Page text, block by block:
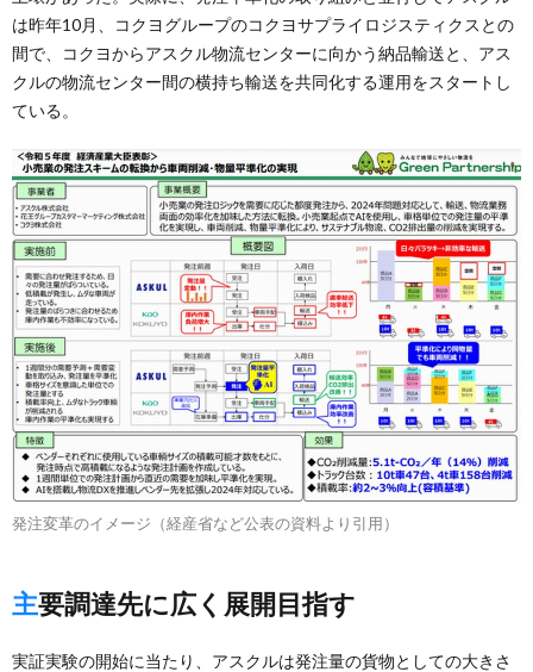
は昨年10月、コクヨグループのコクヨサプライロジスティクスとの
間で、コクヨからアスクル物流センターに向かう納品輸送と、アス
クルの物流センター間の横持ち輸送を共同化する運用をスタートし
ている。
発注変革のイメージ（経産省など公表の資料より引用）
主要調達先に広く展開目指す
実証実験の開始に当たり、アスクルは発注量の貨物としての大きさ